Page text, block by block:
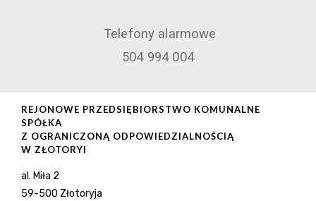
Telefony alarmowe
504 994 004
REJONOWE PRZEDSIĘBIORSTWO KOMUNALNE
SPÓŁKA
Z OGRANICZONĄ ODPOWIEDZIALNOŚCIĄ
W ZŁOTORYI
al. Miła 2
59-500 Złotoryja